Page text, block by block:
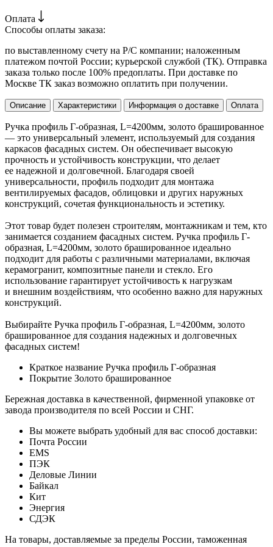
Оплата
Способы оплаты заказа:
по выставленному счету на Р/С компании; наложенным
платежом почтой России; курьерской службой (ТК). Отправка
заказа только после 100% предоплаты. При доставке по
Москве ТК заказ возможно оплатить при получении.
Описание Характеристики Информация о доставке Оплата
Ручка профиль Г-образная, L=4200мм, золото брашированное
— это универсальный элемент, используемый для создания
каркасов фасадных систем. Он обеспечивает высокую
прочность и устойчивость конструкции, что делает
ее надежной и долговечной. Благодаря своей
универсальности, профиль подходит для монтажа
вентилируемых фасадов, облицовки и других наружных
конструкций, сочетая функциональность и эстетику.
Этот товар будет полезен строителям, монтажникам и тем, кто
занимается созданием фасадных систем. Ручка профиль Г-
образная, L=4200мм, золото брашированное идеально
подходит для работы с различными материалами, включая
керамогранит, композитные панели и стекло. Его
использование гарантирует устойчивость к нагрузкам
и внешним воздействиям, что особенно важно для наружных
конструкций.
Выбирайте Ручка профиль Г-образная, L=4200мм, золото
брашированное для создания надежных и долговечных
фасадных систем!
Краткое название Ручка профиль Г-образная
Покрытие Золото брашированное
Бережная доставка в качественной, фирменной упаковке от
завода производителя по всей России и СНГ.
Вы можете выбрать удобный для вас способ доставки:
Почта России
EMS
ПЭК
Деловые Линии
Байкал
Кит
Энергия
СДЭК
На товары, доставляемые за пределы России, таможенная